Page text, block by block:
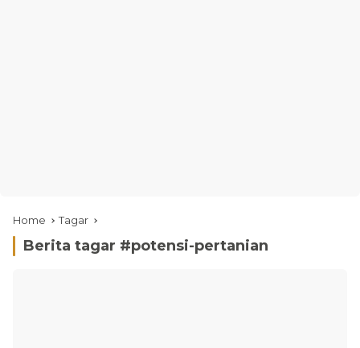
Home Tagar
Berita tagar #potensi-pertanian